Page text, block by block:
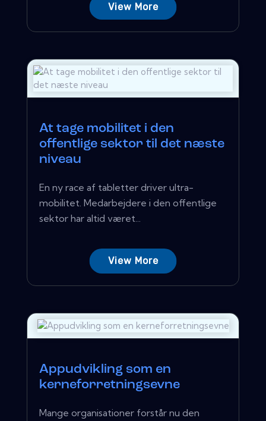
View More
At tage mobilitet i den
offentlige sektor til det næste
niveau
En ny race af tabletter driver ultra-
mobilitet. Medarbejdere i den offentlige
sektor har altid været...
View More
Appudvikling som en
kerneforretningsevne
Mange organisationer forstår nu den